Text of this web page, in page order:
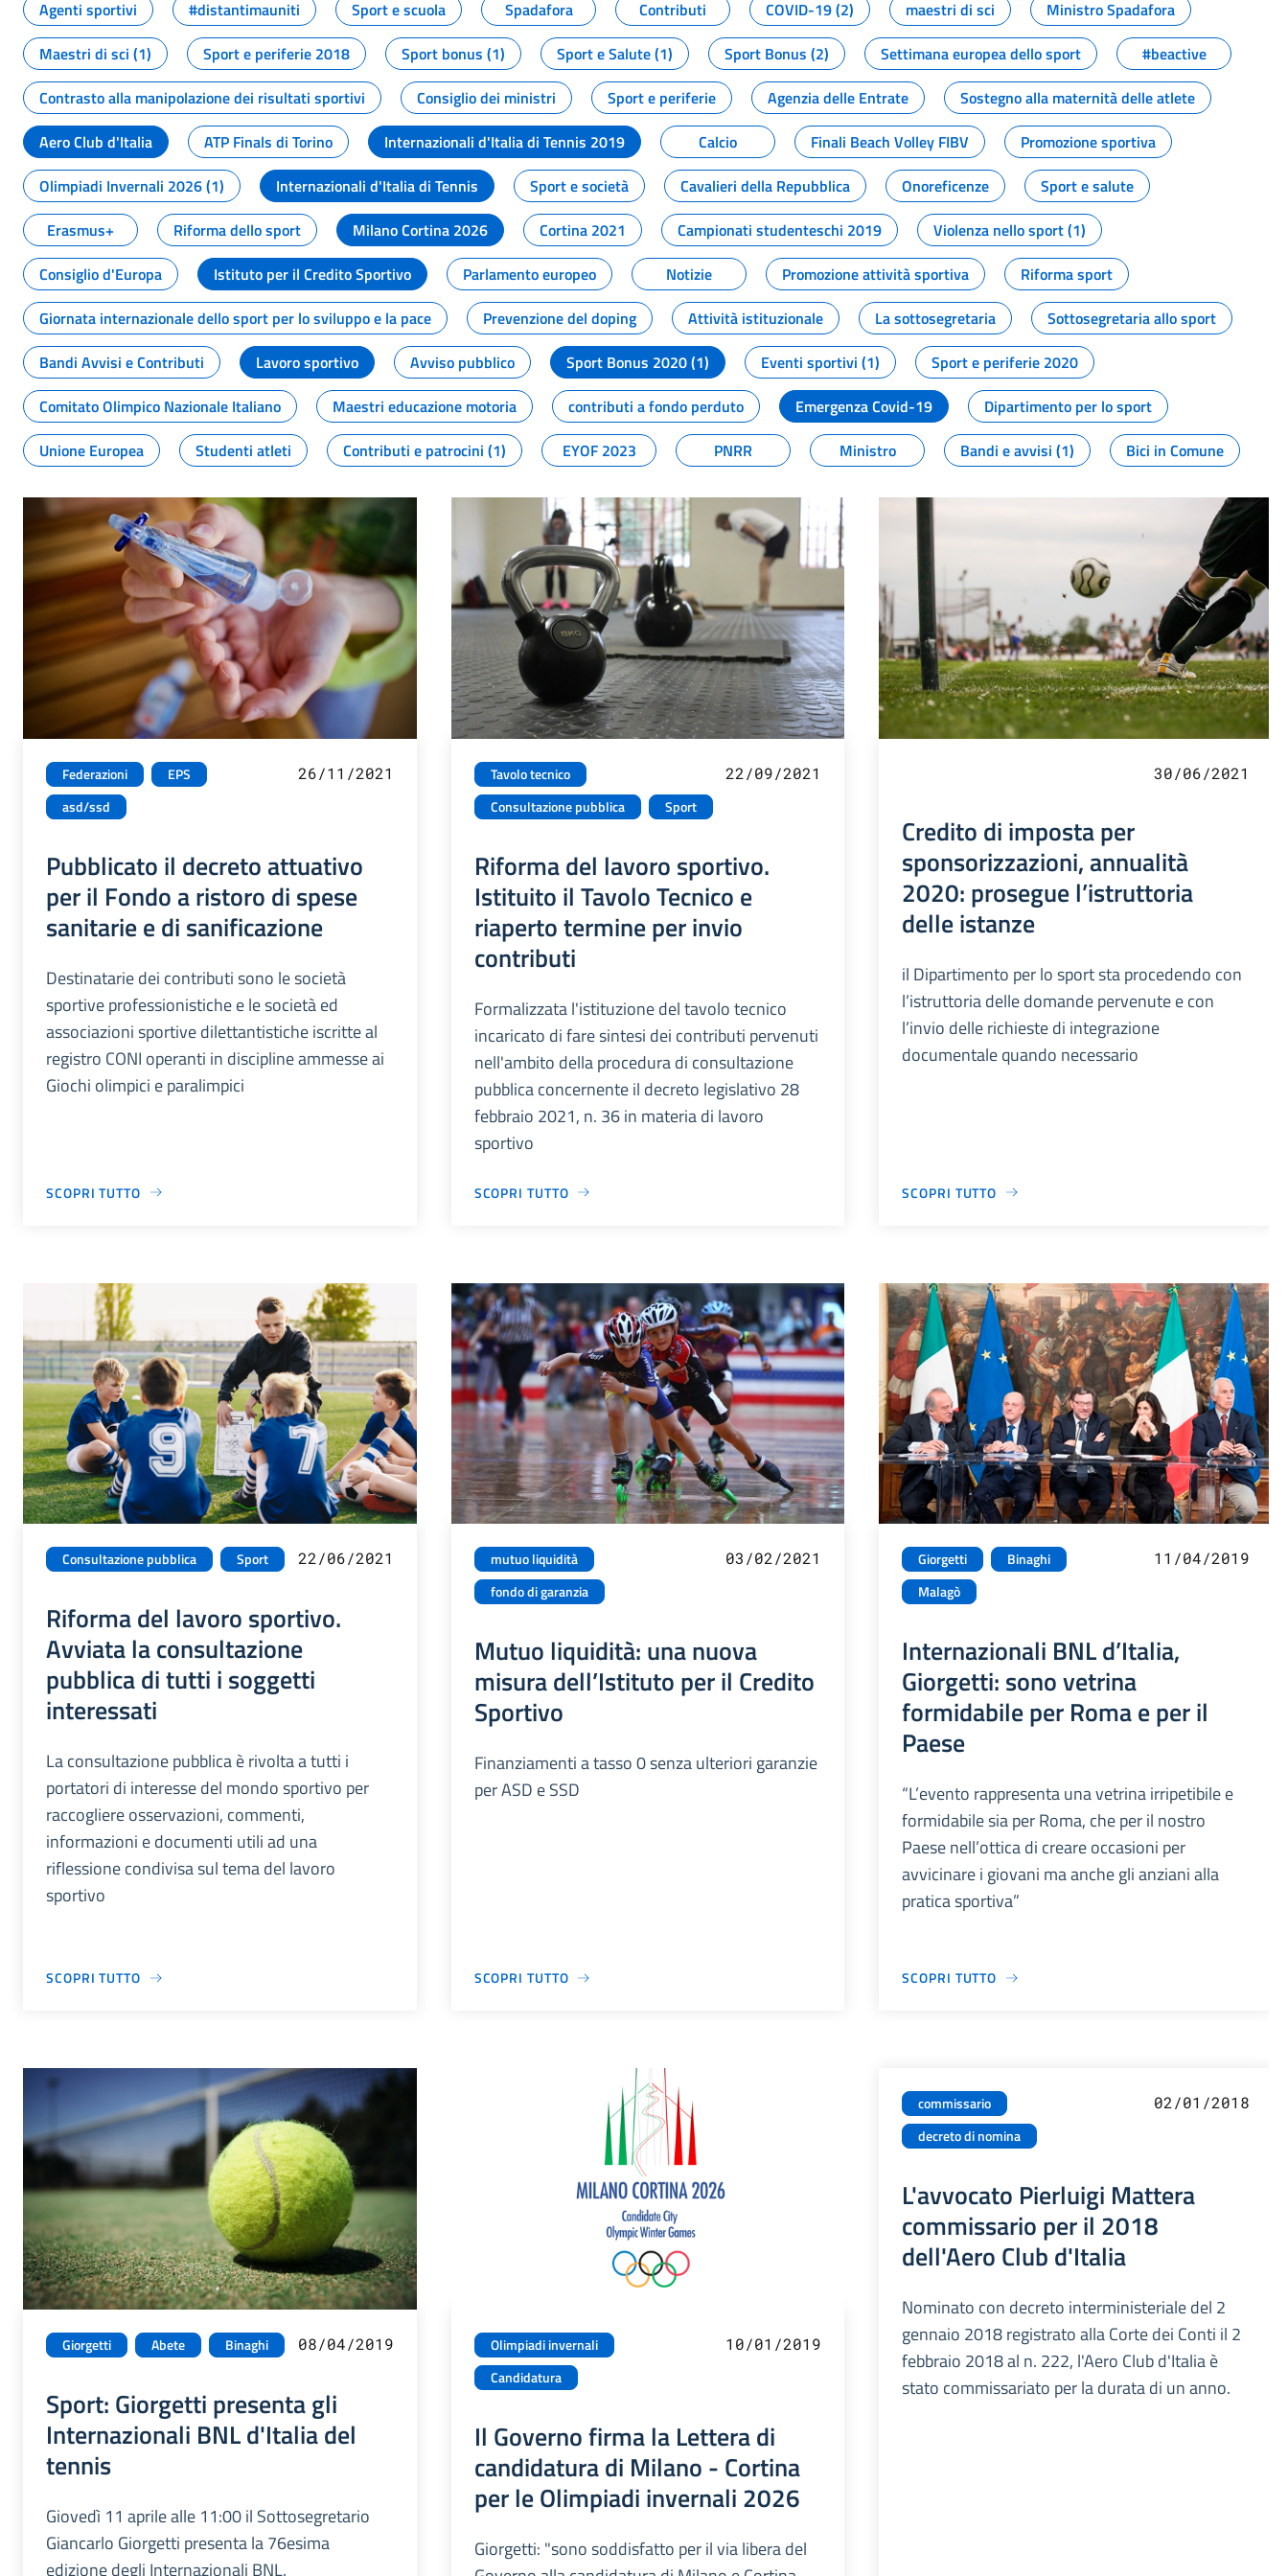
Agenti sportivi
#distantimauniti Sport e scuola Spadafora Contributi COVID-19 (2) maestri di sci
Ministro Spadafora
Maestri di sci (1)
Sport e periferie 2018 Sport bonus (1) Sport e Salute (1) Sport Bonus (2) Settimana europea dello sport
#beactive
Contrasto alla manipolazione dei risultati sportivi
Consiglio dei ministri Sport e periferie Agenzia delle Entrate
Sostegno alla maternità delle atlete
Aero Club d'Italia
ATP Finals di Torino Internazionali d'Italia di Tennis 2019 Calcio Finali Beach Volley FIBV
Promozione sportiva
Olimpiadi Invernali 2026 (1)
Internazionali d'Italia di Tennis Sport e società Cavalieri della Repubblica Onoreficenze
Sport e salute
Erasmus+
Riforma dello sport Milano Cortina 2026 Cortina 2021 Campionati studenteschi 2019
Violenza nello sport (1)
Consiglio d'Europa
Istituto per il Credito Sportivo Parlamento europeo Notizie Promozione attività sportiva
Riforma sport
Giornata internazionale dello sport per lo sviluppo e la pace
Prevenzione del doping Attività istituzionale La sottosegretaria
Sottosegretaria allo sport
Bandi Avvisi e Contributi
Lavoro sportivo Avviso pubblico Sport Bonus 2020 (1) Eventi sportivi (1)
Sport e periferie 2020
Comitato Olimpico Nazionale Italiano
Maestri educazione motoria contributi a fondo perduto Emergenza Covid-19
Dipartimento per lo sport
Unione Europea
Studenti atleti Contributi e patrocini (1) EYOF 2023 PNRR Ministro Bandi e avvisi (1) Bici in Comune
Federazioni
EPS
asd/ssd
26/11/2021
Pubblicato il decreto attuativo
per il Fondo a ristoro di spese
sanitarie e di sanificazione
Destinatarie dei contributi sono le società
sportive professionistiche e le società ed
associazioni sportive dilettantistiche iscritte al
registro CONI operanti in discipline ammesse ai
Giochi olimpici e paralimpici
SCOPRI TUTTO
Tavolo tecnico
Consultazione pubblica
Sport
22/09/2021
Riforma del lavoro sportivo.
Istituito il Tavolo Tecnico e
riaperto termine per invio
contributi
Formalizzata l'istituzione del tavolo tecnico
incaricato di fare sintesi dei contributi pervenuti
nell'ambito della procedura di consultazione
pubblica concernente il decreto legislativo 28
febbraio 2021, n. 36 in materia di lavoro
sportivo
SCOPRI TUTTO
30/06/2021
Credito di imposta per
sponsorizzazioni, annualità
2020: prosegue l’istruttoria
delle istanze
il Dipartimento per lo sport sta procedendo con
l’istruttoria delle domande pervenute e con
l’invio delle richieste di integrazione
documentale quando necessario
SCOPRI TUTTO
Consultazione pubblica Sport 22/06/2021
Riforma del lavoro sportivo.
Avviata la consultazione
pubblica di tutti i soggetti
interessati
La consultazione pubblica è rivolta a tutti i
portatori di interesse del mondo sportivo per
raccogliere osservazioni, commenti,
informazioni e documenti utili ad una
riflessione condivisa sul tema del lavoro
sportivo
SCOPRI TUTTO
mutuo liquidità
fondo di garanzia
03/02/2021
Mutuo liquidità: una nuova
misura dell’Istituto per il Credito
Sportivo
Finanziamenti a tasso 0 senza ulteriori garanzie
per ASD e SSD
SCOPRI TUTTO
Giorgetti
Binaghi
Malagò
11/04/2019
Internazionali BNL d’Italia,
Giorgetti: sono vetrina
formidabile per Roma e per il
Paese
“L’evento rappresenta una vetrina irripetibile e
formidabile sia per Roma, che per il nostro
Paese nell’ottica di creare occasioni per
avvicinare i giovani ma anche gli anziani alla
pratica sportiva”
SCOPRI TUTTO
Giorgetti Abete Binaghi 08/04/2019
Sport: Giorgetti presenta gli
Internazionali BNL d'Italia del
tennis
Giovedì 11 aprile alle 11:00 il Sottosegretario
Giancarlo Giorgetti presenta la 76esima
edizione degli Internazionali BNL.
Olimpiadi invernali
Candidatura
10/01/2019
Il Governo firma la Lettera di
candidatura di Milano - Cortina
per le Olimpiadi invernali 2026
Giorgetti: "sono soddisfatto per il via libera del
commissario
decreto di nomina
02/01/2018
L'avvocato Pierluigi Mattera
commissario per il 2018
dell'Aero Club d'Italia
Nominato con decreto interministeriale del 2
gennaio 2018 registrato alla Corte dei Conti il 2
febbraio 2018 al n. 222, l'Aero Club d'Italia è
stato commissariato per la durata di un anno.